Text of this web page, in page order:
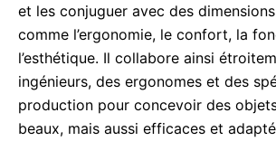
et les conjuguer avec des
comme l’ergonomie, le confort, la
l’esthétique. Il collabore ainsi
ingénieurs, des ergonomes et des
production pour concevoir des
beaux, mais aussi efficaces et